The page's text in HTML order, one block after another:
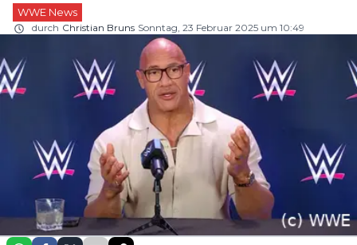
WWE News
durch Christian Bruns Sonntag, 23 Februar 2025 um 10:49